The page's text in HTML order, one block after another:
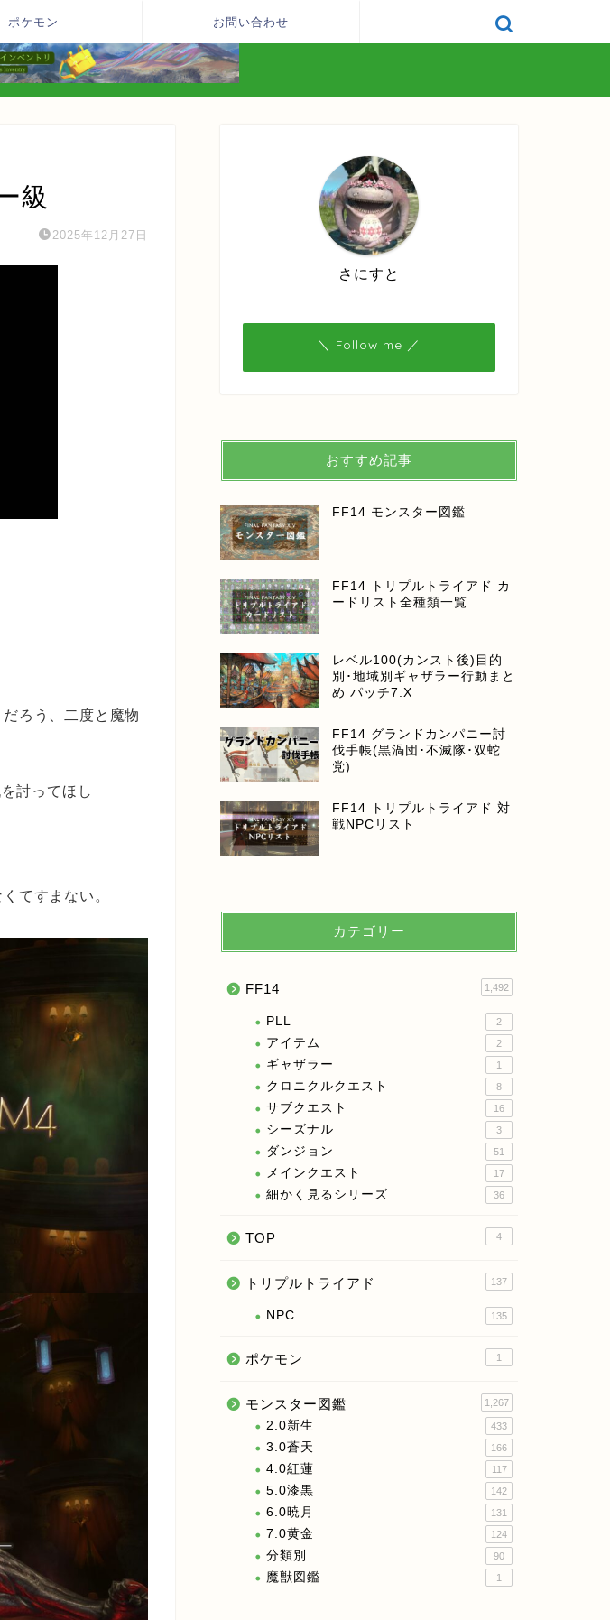
ポケモン お問い合わせ
級
2025年12月27日
ろう、二度と魔物
討ってほし
てすまない。
さにすと
＼ Follow me ／
おすすめ記事
FF14 モンスター図鑑
FF14 トリプルトライアド カ
ードリスト全種類一覧
レベル100(カンスト後)目的
別･地域別ギャザラー行動まと
め パッチ7.X
FF14 グランドカンパニー討
伐手帳(黒渦団･不滅隊･双蛇
党)
FF14 トリプルトライアド 対
戦NPCリスト
カテゴリー
FF14 1,492
PLL 2
アイテム 2
ギャザラー 1
クロニクルクエスト 8
サブクエスト 16
シーズナル 3
ダンジョン 51
メインクエスト 17
細かく見るシリーズ 36
TOP 4
トリプルトライアド 137
NPC 135
ポケモン 1
モンスター図鑑 1,267
2.0新生 433
3.0蒼天 166
4.0紅蓮 117
5.0漆黒 142
6.0暁月 131
7.0黄金 124
分類別 90
魔獣図鑑 1